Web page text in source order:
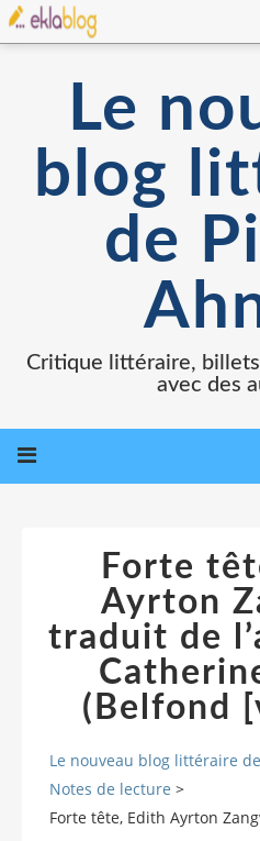
Le
blog
de
Critique littéraire,
avec des
Forte
Ayrton
traduit de
(Belfond
Le nouveau blog littéraire
Notes de lecture >
Forte tête, Edith Ayrton